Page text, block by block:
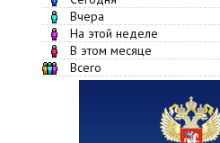
Вчера
На этой неделе
В этом месяце
Всего